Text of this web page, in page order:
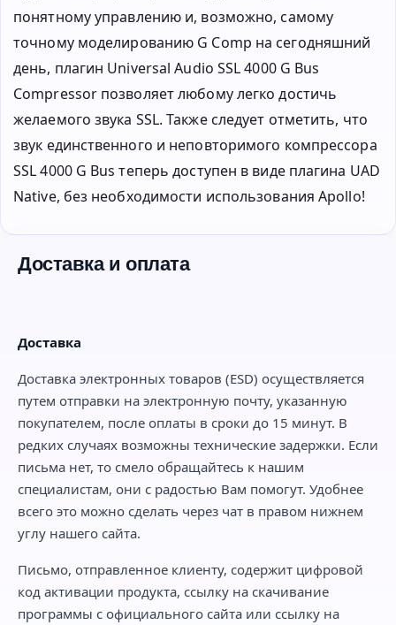
понятному управлению и, возможно, самому
точному моделированию G Comp на сегодняшний
день, плагин Universal Audio SSL 4000 G Bus
Compressor позволяет любому легко достичь
желаемого звука SSL. Также следует отметить, что
звук единственного и неповторимого компрессора
SSL 4000 G Bus теперь доступен в виде плагина UAD
Native, без необходимости использования Apollo!
Доставка и оплата
Доставка
Доставка электронных товаров (ESD) осуществляется
путем отправки на электронную почту, указанную
покупателем, после оплаты в сроки до 15 минут. В
редких случаях возможны технические задержки. Если
письма нет, то смело обращайтесь к нашим
специалистам, они с радостью Вам помогут. Удобнее
всего это можно сделать через чат в правом нижнем
углу нашего сайта.
Письмо, отправленное клиенту, содержит цифровой
код активации продукта, ссылку на скачивание
программы с официального сайта или ссылку на